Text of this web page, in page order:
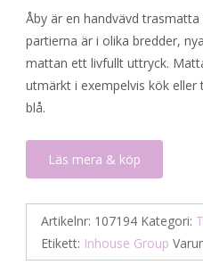
Åby är en handvävd
partierna är i olika bredder,
mattan ett livfullt uttryck.
utmärkt i exempelvis kök eller
blå.
Läs mera & köp
Artikelnr: 107194 Kategori:
Etikett: Inhouse Group